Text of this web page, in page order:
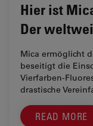
Hier ist
Der
Mica ermöglicht
beseitigt die
Vierfarben-
drastische
READ MORE